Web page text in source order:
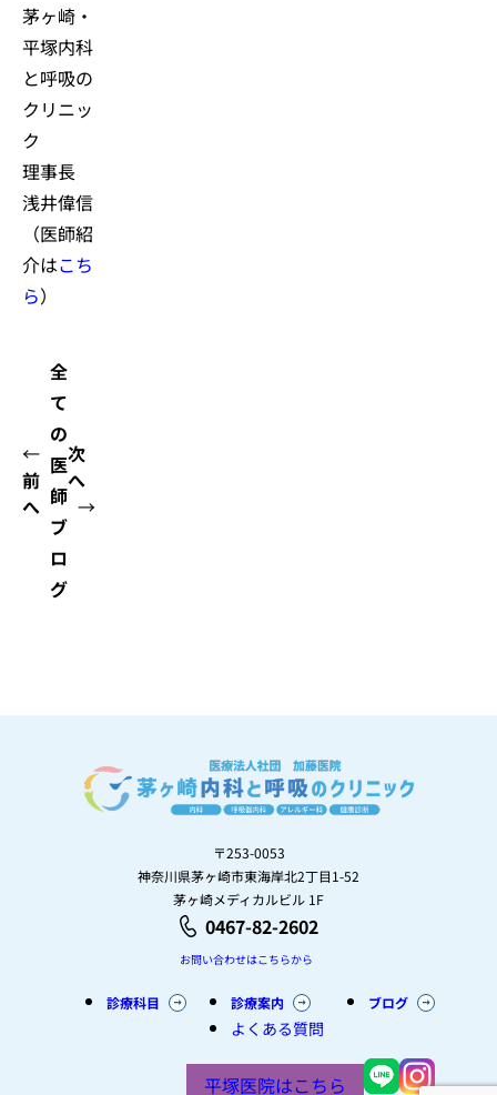
茅ヶ崎・
平塚内科
と呼吸の
クリニッ
ク
理事長
浅井偉信
（医師紹
介はこち
ら）
←
前
へ
全
て
の
医
師
ブ
ロ
グ
次
へ
→
〒253-0053
神奈川県茅ヶ崎市東海岸北2丁目1-52
茅ヶ崎メディカルビル 1F
0467-82-2602
お問い合わせはこちらから
診療科目 診療案内
よくある質問
ブログ
平塚医院はこちら